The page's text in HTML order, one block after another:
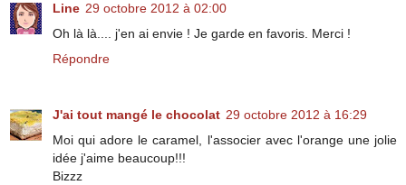
Line 29 octobre 2012 à 02:00
Oh là là.... j'en ai envie ! Je garde en favoris. Merci !
Répondre
J'ai tout mangé le chocolat 29 octobre 2012 à 16:29
Moi qui adore le caramel, l'associer avec l'orange une jolie
idée j'aime beaucoup!!!
Bizzz